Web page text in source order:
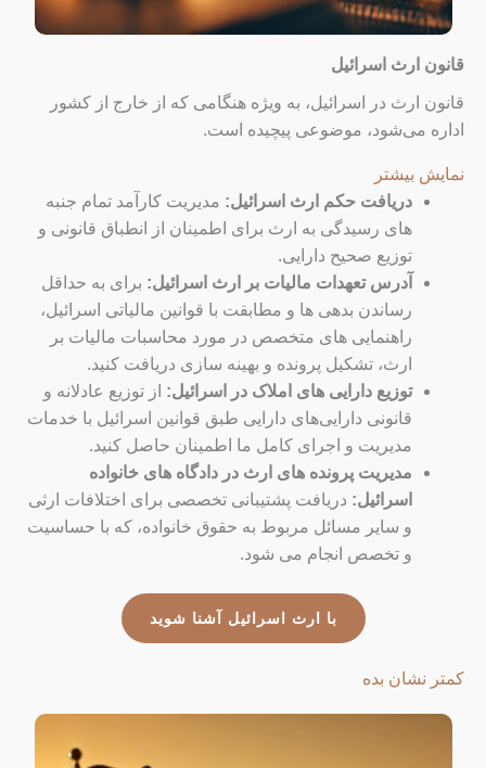
قانون ارث اسرائیل
قانون ارث در اسرائیل، به ویژه هنگامی که از خارج از کشور
اداره می‌شود، موضوعی پیچیده است.
نمایش بیشتر
دریافت حکم ارث اسرائیل: مدیریت کارآمد تمام جنبه
های رسیدگی به ارث برای اطمینان از انطباق قانونی و
توزیع صحیح دارایی.
آدرس تعهدات مالیات بر ارث اسرائیل: برای به حداقل
رساندن بدهی ها و مطابقت با قوانین مالیاتی اسرائیل،
راهنمایی های متخصص در مورد محاسبات مالیات بر
ارث، تشکیل پرونده و بهینه سازی دریافت کنید.
توزیع دارایی های املاک در اسرائیل: از توزیع عادلانه و
قانونی دارایی‌های دارایی طبق قوانین اسرائیل با خدمات
مدیریت و اجرای کامل ما اطمینان حاصل کنید.
مدیریت پرونده های ارث در دادگاه های خانواده
اسرائیل: دریافت پشتیبانی تخصصی برای اختلافات ارثی
و سایر مسائل مربوط به حقوق خانواده، که با حساسیت
و تخصص انجام می شود.
با ارث اسرائیل آشنا شوید
کمتر نشان بده